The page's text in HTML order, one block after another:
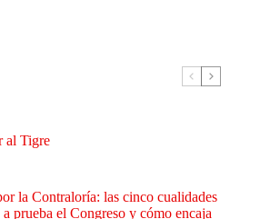
al Tigre
la Contraloría: las cinco cualidades
prueba el Congreso y cómo encaja